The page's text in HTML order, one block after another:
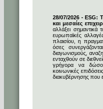
28/07/2026 - ESG:
και μεσαίες
αλλάξει σημαντικά
ευρωπαϊκές
πλαισίου, η
όσες
διαγωνισμούς,
ενταχθούν σε
γρήγορα να
κοινωνικές
διακυβέρνησης που